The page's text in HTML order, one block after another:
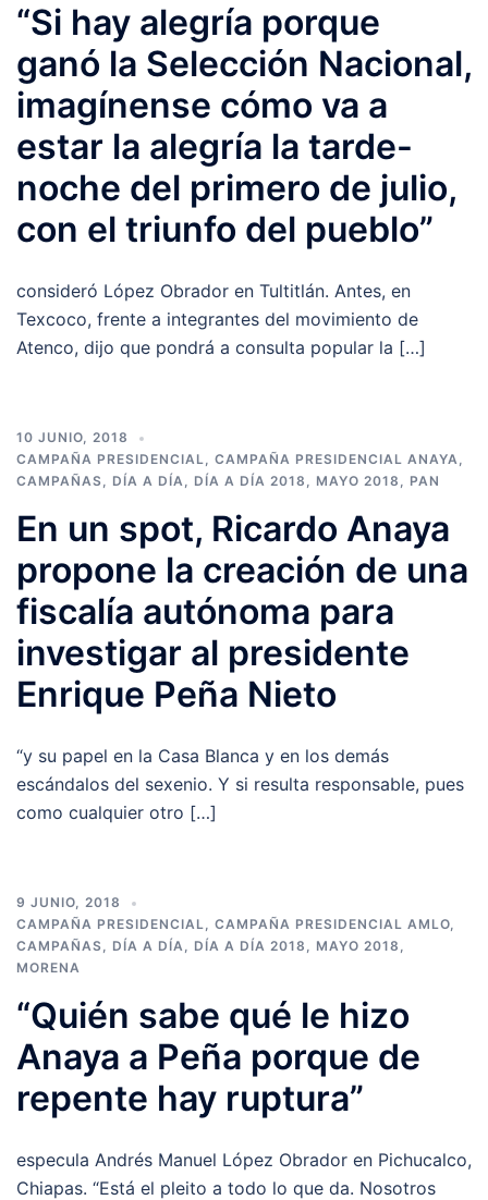
“Si hay alegría porque
ganó la Selección Nacional,
imagínense cómo va a
estar la alegría la tarde-
noche del primero de julio,
con el triunfo del pueblo”
consideró López Obrador en Tultitlán. Antes, en
Texcoco, frente a integrantes del movimiento de
Atenco, dijo que pondrá a consulta popular la […]
10 JUNIO, 2018
CAMPAÑA PRESIDENCIAL, CAMPAÑA PRESIDENCIAL ANAYA,
CAMPAÑAS, DÍA A DÍA, DÍA A DÍA 2018 , MAYO 2018 , PAN
En un spot, Ricardo Anaya
propone la creación de una
fiscalía autónoma para
investigar al presidente
Enrique Peña Nieto
“y su papel en la Casa Blanca y en los demás
escándalos del sexenio. Y si resulta responsable, pues
como cualquier otro […]
9 JUNIO, 2018
CAMPAÑA PRESIDENCIAL, CAMPAÑA PRESIDENCIAL AMLO,
CAMPAÑAS, DÍA A DÍA, DÍA A DÍA 2018 , MAYO 2018 ,
MORENA
“Quién sabe qué le hizo
Anaya a Peña porque de
repente hay ruptura”
especula Andrés Manuel López Obrador en Pichucalco,
Chiapas. “Está el pleito a todo lo que da. Nosotros